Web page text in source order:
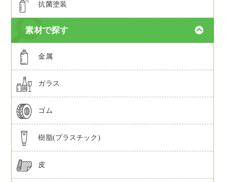
抗菌塗装
素材で探す
金属
ガラス
ゴム
樹脂(プラスチック)
皮